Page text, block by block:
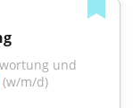
und
(w/m/d)